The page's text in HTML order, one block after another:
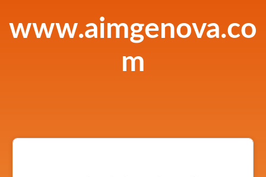
www.aimgenova.co
m